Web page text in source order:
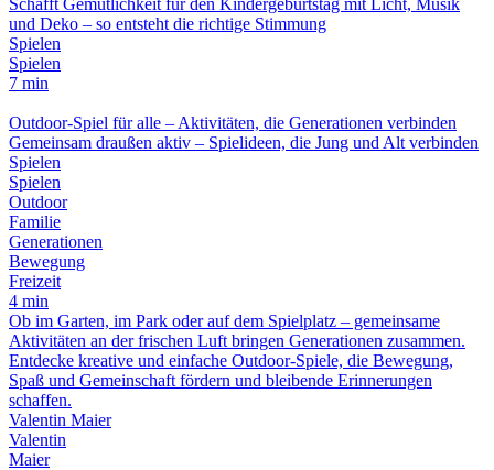
und Deko – so entsteht die richtige Stimmung
Spielen
Spielen
7 min
Outdoor-Spiel für alle – Aktivitäten, die Generationen verbinden
Gemeinsam draußen aktiv – Spielideen, die Jung und Alt verbinden
Spielen
Spielen
Outdoor
Familie
Generationen
Bewegung
Freizeit
4 min
Ob im Garten, im Park oder auf dem Spielplatz – gemeinsame
Aktivitäten an der frischen Luft bringen Generationen zusammen.
Entdecke kreative und einfache Outdoor-Spiele, die Bewegung,
Spaß und Gemeinschaft fördern und bleibende Erinnerungen
schaffen.
Valentin Maier
Valentin
Maier